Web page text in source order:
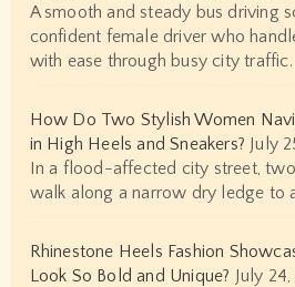
A smooth and steady bus driving
confident female driver who
with ease through busy city traffic.
How Do Two Stylish Women
in High Heels and Sneakers? July
In a flood-affected city street,
walk along a narrow dry ledge to
Rhinestone Heels Fashion
Look So Bold and Unique? July